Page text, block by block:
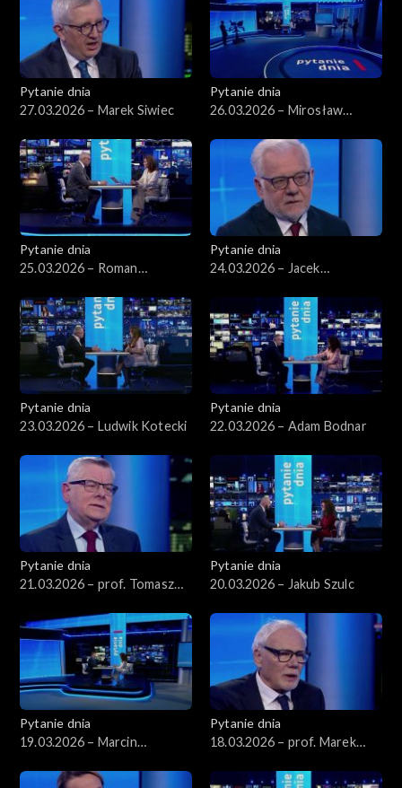
Pytanie dnia
27.03.2026 – Marek Siwiec
Pytanie dnia
26.03.2026 – Mirosław
Pytanie dnia
25.03.2026 – Roman
Pytanie dnia
24.03.2026 – Jacek
Pytanie dnia
23.03.2026 – Ludwik Kotecki
Pytanie dnia
22.03.2026 – Adam Bodnar
Pytanie dnia
21.03.2026 – prof. Tomasz
Pytanie dnia
20.03.2026 – Jakub Szulc
Pytanie dnia
19.03.2026 – Marcin
Pytanie dnia
18.03.2026 – prof. Marek